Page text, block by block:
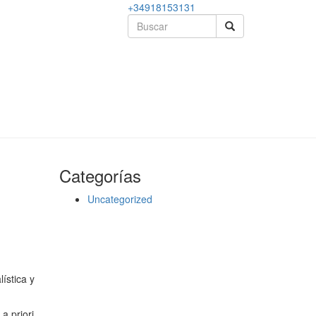
+34918153131
y
Categorías
Uncategorized